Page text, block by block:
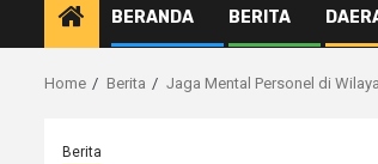
BERANDA BERITA
Home Berita Jaga Mental Personel di
Berita